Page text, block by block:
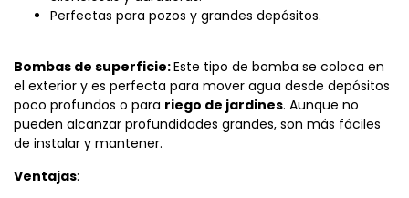
Perfectas para pozos y grandes depósitos.
Bombas de superficie:Este tipo de bomba se coloca en
el exterior y es perfecta para mover agua desde depósitos
poco profundos o para riego de jardines. Aunque no
pueden alcanzar profundidades grandes, son más fáciles
de instalar y mantener.
Ventajas: